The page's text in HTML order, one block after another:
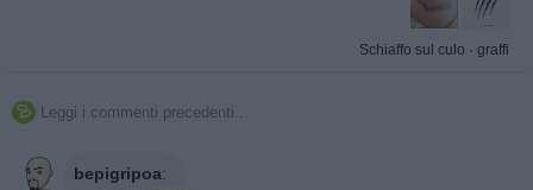
Schiaffo sul culo · graffi
 Leggi i commenti precedenti...
bepigripoa: